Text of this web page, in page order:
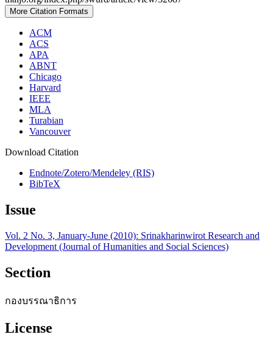
More Citation Formats
ACM
ACS
APA
ABNT
Chicago
Harvard
IEEE
MLA
Turabian
Vancouver
Download Citation
Endnote/Zotero/Mendeley (RIS)
BibTeX
Issue
Vol. 2 No. 3, January-June (2010): Srinakharinwirot Research and
Development (Journal of Humanities and Social Sciences)
Section
กองบรรณาธิการ
License